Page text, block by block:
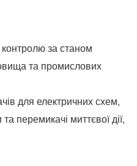
за станом
та промислових
для електричних схем,
перемикачі миттєвої дії,